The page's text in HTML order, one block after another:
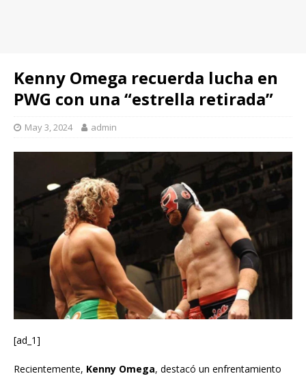
Kenny Omega recuerda lucha en
PWG con una “estrella retirada”
May 3, 2024 admin
[ad_1]
Recientemente, Kenny Omega, destacó un enfrentamiento